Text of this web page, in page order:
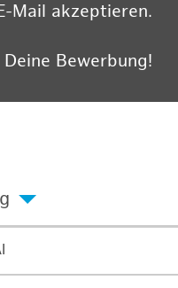
Mail akzeptieren.
Bewerbung!